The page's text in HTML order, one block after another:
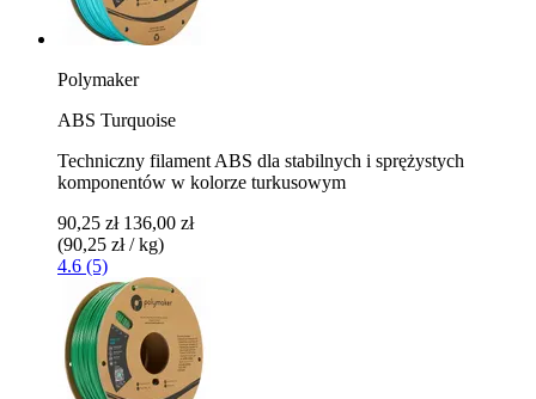
Polymaker
ABS Turquoise
Techniczny filament ABS dla stabilnych i sprężystych
komponentów w kolorze turkusowym
90,25 zł 136,00 zł
(90,25 zł / kg)
4.6 (5)